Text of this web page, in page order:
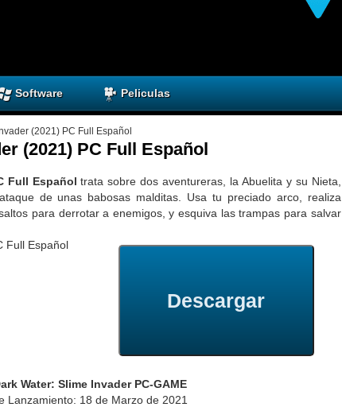
Software Peliculas
(2021) PC Full Español
(2021) PC Full Español
Full Españoltrata sobre dos aventureras, la Abuelita y su Nieta,
de unas babosas malditas. Usa tu preciado arco, realiza
para derrotar a enemigos, y esquiva las trampas para salvar
Descargar
Water: Slime Invader PC-GAME
Lanzamiento: 18 de Marzo de 2021